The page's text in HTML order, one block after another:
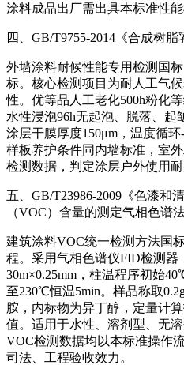
涂料成品出厂需出具本标准性能
四、GB/T9755-2014《合成树脂
外墙涂料耐候性能专用检测国
标。核心检测项目为耐人工气
性。优等品人工老化500h粉化
水性浸泡96h无起泡、脱落、起
涂层干膜厚度150μm，温度循
样板养护条件同内墙标准，室
检测数据，判定涂层户外使用耐
五、GB/T23986-2009《色漆和
（VOC）含量的测定气相色谱法
建筑涂料VOC统一检测方法国
程。采用气相色谱仪FID检测器
30m×0.25mm，柱温程序初始
至230℃恒温5min。样品称取
胺，内标物为异丁醇，定量计
值。适用于水性、溶剂型、无
VOC检测数据均以本标准操作
司法、工程验收效力。